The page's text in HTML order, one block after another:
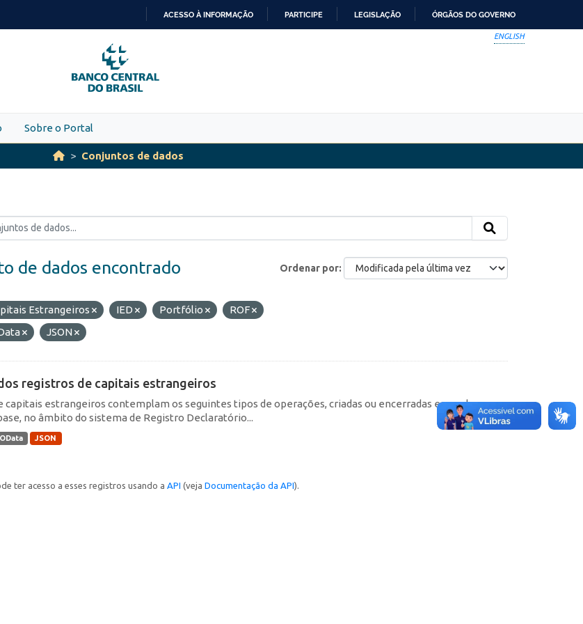
PARA
O
CONTEÚDO
ACESSO À INFORMAÇÃO PARTICIPE LEGISLAÇÃO ÓRGÃOS DO GOVERNO
ENGLISH
Sobre o Portal
Conjuntos de dados
Ordenar por
de dados encontrado
Estrangeiros IED Portfólio
ROF
JSON
registros de capitais estrangeiros
capitais estrangeiros contemplam os seguintes tipos de operações, criadas ou encerradas em cada
no âmbito do sistema de Registro Declaratório...
OData JSON
ter acesso a esses registros usando a API (veja Documentação da API).